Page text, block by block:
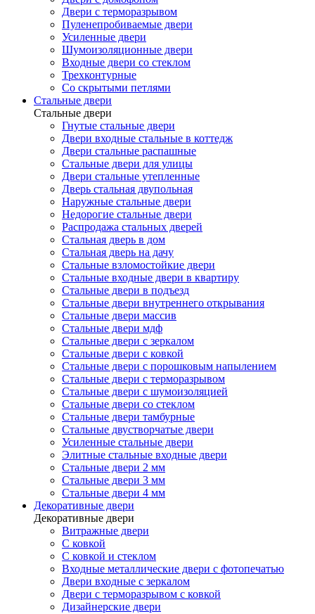
Двери с терморазрывом
Пуленепробиваемые двери
Усиленные двери
Шумоизоляционные двери
Входные двери со стеклом
Трехконтурные
Со скрытыми петлями
Стальные двери
Стальные двери
Гнутые стальные двери
Двери входные стальные в коттедж
Двери стальные распашные
Стальные двери для улицы
Двери стальные утепленные
Дверь стальная двупольная
Наружные стальные двери
Недорогие стальные двери
Распродажа стальных дверей
Стальная дверь в дом
Стальная дверь на дачу
Стальные взломостойкие двери
Стальные входные двери в квартиру
Стальные двери в подъезд
Стальные двери внутреннего открывания
Стальные двери массив
Стальные двери мдф
Стальные двери с зеркалом
Стальные двери с ковкой
Стальные двери с порошковым напылением
Стальные двери с терморазрывом
Стальные двери с шумоизоляцией
Стальные двери со стеклом
Стальные двери тамбурные
Стальные двустворчатые двери
Усиленные стальные двери
Элитные стальные входные двери
Стальные двери 2 мм
Стальные двери 3 мм
Стальные двери 4 мм
Декоративные двери
Декоративные двери
Витражные двери
С ковкой
С ковкой и стеклом
Входные металлические двери с фотопечатью
Двери входные с зеркалом
Двери с терморазрывом с ковкой
Дизайнерские двери